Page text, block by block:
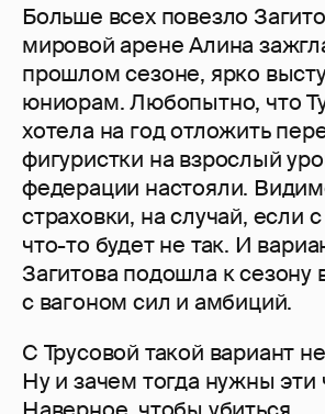
Больше всех повезло
мировой арене Алина
прошлом сезоне, ярко
юниорам. Любопытно, что
хотела на год отложить
фигуристки на взрослый
федерации настояли.
страховки, на случай, если
что-то будет не так. И
Загитова подошла к сезону
с вагоном сил и амбиций.
С Трусовой такой вариант
Ну и зачем тогда нужны эти